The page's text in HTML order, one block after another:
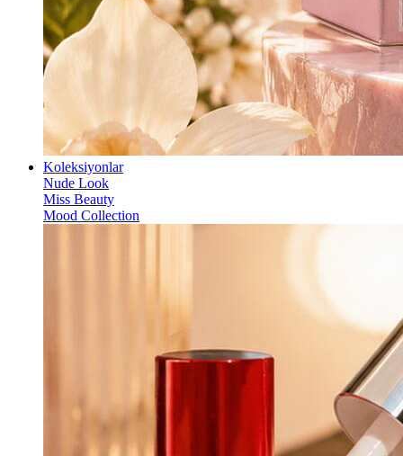
Koleksiyonlar
Nude Look
Miss Beauty
Mood Collection